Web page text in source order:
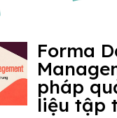
Forma
pháp
liệu tập